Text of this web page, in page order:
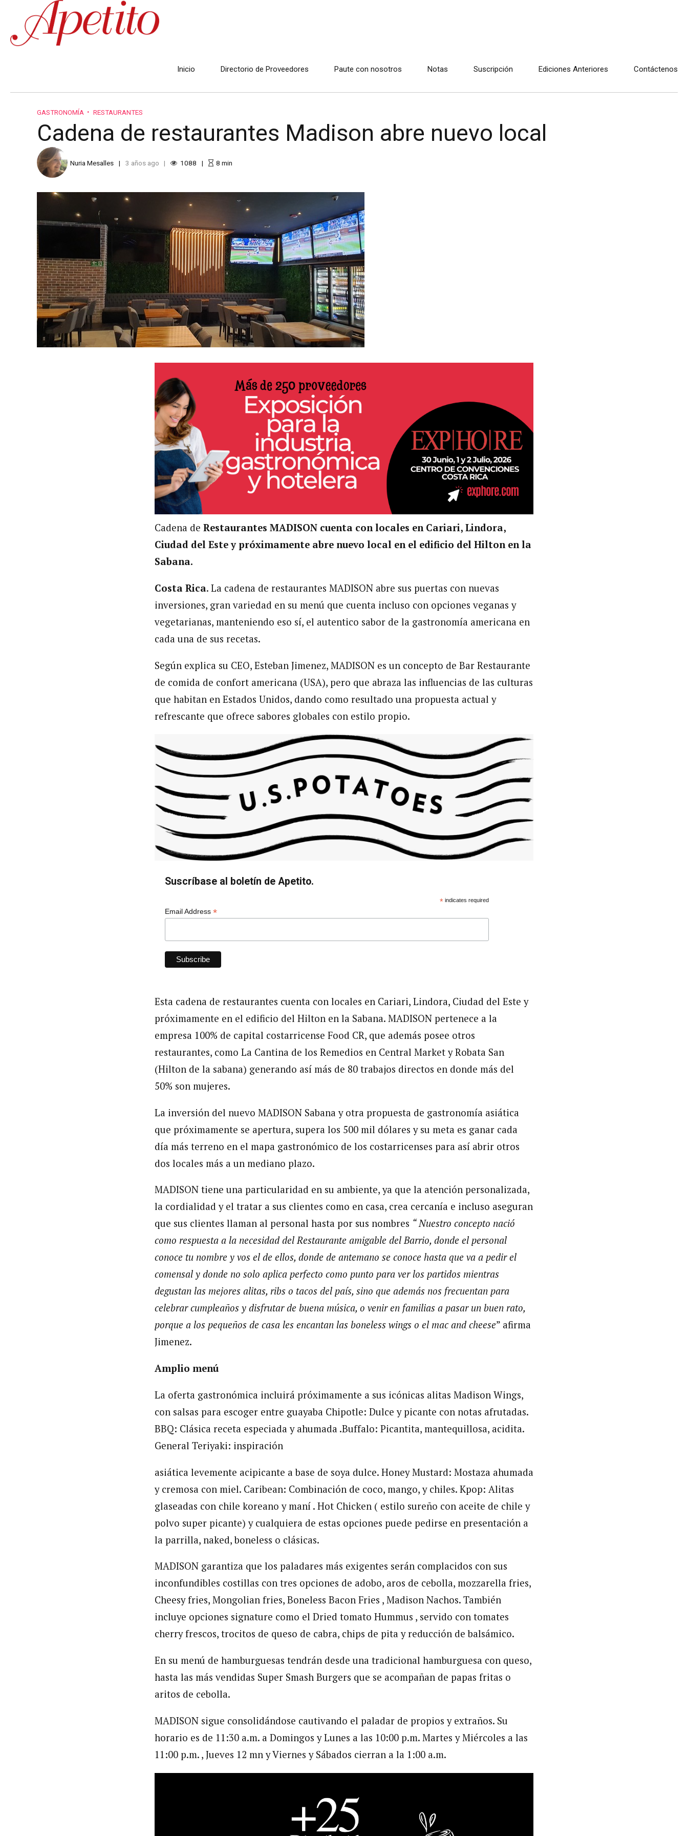
Inicio Directorio de Proveedores Paute con nosotros Notas Suscripción Ediciones Anteriores Contáctenos
GASTRONOMÍA RESTAURANTES
Cadena de restaurantes Madison abre nuevo local
Nuria Mesalles 3 años ago 1088 8 min
Cadena de Restaurantes MADISON cuenta con locales en Cariari, Lindora,
Ciudad del Este y próximamente abre nuevo local en el edificio del Hilton en la
Sabana.
Costa Rica. La cadena de restaurantes MADISON abre sus puertas con nuevas
inversiones, gran variedad en su menú que cuenta incluso con opciones veganas y
vegetarianas, manteniendo eso sí, el autentico sabor de la gastronomía americana en
cada una de sus recetas.
Según explica su CEO, Esteban Jimenez, MADISON es un concepto de Bar Restaurante
de comida de confort americana (USA), pero que abraza las influencias de las culturas
que habitan en Estados Unidos, dando como resultado una propuesta actual y
refrescante que ofrece sabores globales con estilo propio.
Suscríbase al boletín de Apetito.
*indicates required
Email Address *
Esta cadena de restaurantes cuenta con locales en Cariari, Lindora, Ciudad del Este y
próximamente en el edificio del Hilton en la Sabana. MADISON pertenece a la
empresa 100% de capital costarricense Food CR, que además posee otros
restaurantes, como La Cantina de los Remedios en Central Market y Robata San
(Hilton de la sabana) generando así más de 80 trabajos directos en donde más del
50% son mujeres.
La inversión del nuevo MADISON Sabana y otra propuesta de gastronomía asiática
que próximamente se apertura, supera los 500 mil dólares y su meta es ganar cada
día más terreno en el mapa gastronómico de los costarricenses para así abrir otros
dos locales más a un mediano plazo.
MADISON tiene una particularidad en su ambiente, ya que la atención personalizada,
la cordialidad y el tratar a sus clientes como en casa, crea cercanía e incluso aseguran
que sus clientes llaman al personal hasta por sus nombres “ Nuestro concepto nació
como respuesta a la necesidad del Restaurante amigable del Barrio, donde el personal
conoce tu nombre y vos el de ellos, donde de antemano se conoce hasta que va a pedir el
comensal y donde no solo aplica perfecto como punto para ver los partidos mientras
degustan las mejores alitas, ribs o tacos del país, sino que además nos frecuentan para
celebrar cumpleaños y disfrutar de buena música, o venir en familias a pasar un buen rato,
porque a los pequeños de casa les encantan las boneless wings o el mac and cheese” afirma
Jimenez.
Amplio menú
La oferta gastronómica incluirá próximamente a sus icónicas alitas Madison Wings,
con salsas para escoger entre guayaba Chipotle: Dulce y picante con notas afrutadas.
BBQ: Clásica receta especiada y ahumada .Buffalo: Picantita, mantequillosa, acidita.
General Teriyaki: inspiración
asiática levemente acipicante a base de soya dulce. Honey Mustard: Mostaza ahumada
y cremosa con miel. Caribean: Combinación de coco, mango, y chiles. Kpop: Alitas
glaseadas con chile koreano y maní . Hot Chicken ( estilo sureño con aceite de chile y
polvo super picante) y cualquiera de estas opciones puede pedirse en presentación a
la parrilla, naked, boneless o clásicas.
MADISON garantiza que los paladares más exigentes serán complacidos con sus
inconfundibles costillas con tres opciones de adobo, aros de cebolla, mozzarella fries,
Cheesy fries, Mongolian fries, Boneless Bacon Fries , Madison Nachos. También
incluye opciones signature como el Dried tomato Hummus , servido con tomates
cherry frescos, trocitos de queso de cabra, chips de pita y reducción de balsámico.
En su menú de hamburguesas tendrán desde una tradicional hamburguesa con queso,
hasta las más vendidas Super Smash Burgers que se acompañan de papas fritas o
aritos de cebolla.
MADISON sigue consolidándose cautivando el paladar de propios y extraños. Su
horario es de 11:30 a.m. a Domingos y Lunes a las 10:00 p.m. Martes y Miércoles a las
11:00 p.m. , Jueves 12 mn y Viernes y Sábados cierran a la 1:00 a.m.